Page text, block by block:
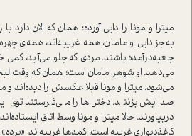
میترا و مونا را دایی آورده؛ همان که الان
به‌جز دایی و مامان، همه غریبه‌اند، همه‌ی
جعبه‌در‌آمده باشند. مردی که جلو می‌آید،
می‌دهد. او شوهرِ مامان ا‌ست؛ همان که وقت
می‌شود. میترا و مونا قبلا عکسش را دیده‌اند و
صدایش بزنند. دخترها را می‌فرستند توی
دربیاورند. حالا میترا و مونا وسط اتاق
کاغذدیواری غریبه ا‌ست، کمدها غریبه‌اند،